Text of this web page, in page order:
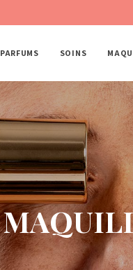
PARFUMS SOINS